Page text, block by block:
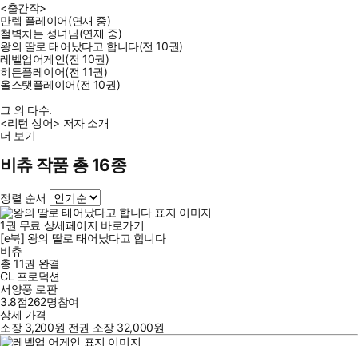
<출간작>
만렙 플레이어(연재 중)
철벽치는 성녀님(연재 중)
왕의 딸로 태어났다고 합니다(전 10권)
레벨업어게인(전 10권)
히든플레이어(전 11권)
올스탯플레이어(전 10권)
그 외 다수.
<리턴 싱어> 저자 소개
더 보기
비츄 작품 총 16종
정렬 순서
1권 무료 상세페이지 바로가기
[e북] 왕의 딸로 태어났다고 합니다
비츄
총 11권 완결
CL 프로덕션
서양풍 로판
3.8점262명참여
상세 가격
소장 3,200원 전권 소장 32,000원